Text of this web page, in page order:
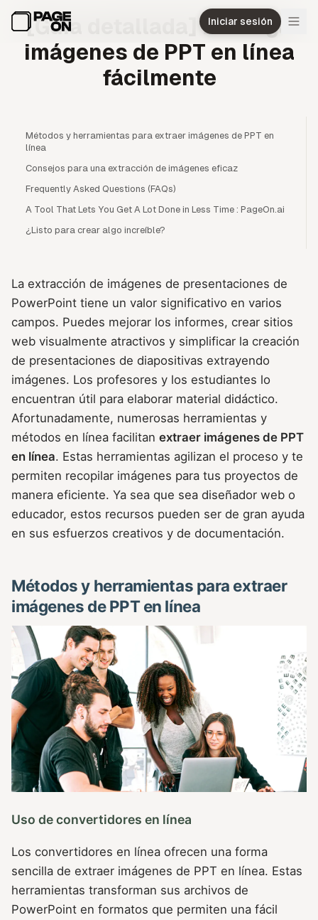
Iniciar sesión
[Guía detallada] Extraiga
imágenes de PPT en línea
fácilmente
Métodos y herramientas para extraer imágenes de PPT en
línea
Consejos para una extracción de imágenes eficaz
Frequently Asked Questions (FAQs)
A Tool That Lets You Get A Lot Done in Less Time : PageOn.ai
¿Listo para crear algo increíble?
La extracción de imágenes de presentaciones de
PowerPoint tiene un valor significativo en varios
campos. Puedes mejorar los informes, crear sitios
web visualmente atractivos y simplificar la creación
de presentaciones de diapositivas extrayendo
imágenes. Los profesores y los estudiantes lo
encuentran útil para elaborar material didáctico.
Afortunadamente, numerosas herramientas y
métodos en línea facilitan extraer imágenes de PPT
en línea. Estas herramientas agilizan el proceso y te
permiten recopilar imágenes para tus proyectos de
manera eficiente. Ya sea que sea diseñador web o
educador, estos recursos pueden ser de gran ayuda
en sus esfuerzos creativos y de documentación.
Métodos y herramientas para extraer
imágenes de PPT en línea
Uso de convertidores en línea
Los convertidores en línea ofrecen una forma
sencilla de extraer imágenes de PPT en línea. Estas
herramientas transforman sus archivos de
PowerPoint en formatos que permiten una fácil